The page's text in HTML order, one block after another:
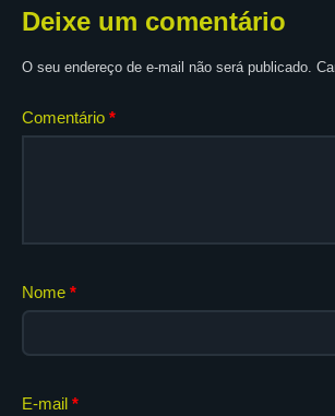
Deixe um comentário
O seu endereço de e-mail não será publicado.
Comentário *
Nome *
E-mail *